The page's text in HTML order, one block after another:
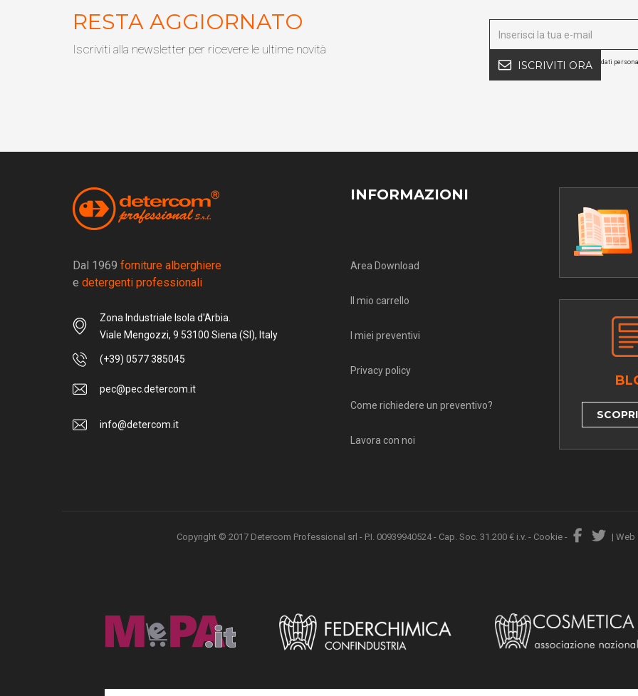
RESTA AGGIORNATO
Iscriviti alla newsletter per ricevere le ultime novità
ISCRIVITI ORA dati
Dal 1969 forniture alberghiere
e detergenti professionali
Zona Industriale Isola d'Arbia.
Viale Mengozzi, 9 53100 Siena (SI), Italy
(+39) 0577 385045
pec@pec.detercom.it
info@detercom.it
INFORMAZIONI
Area Download
Il mio carrello
I miei preventivi
Privacy policy
Come richiedere un preventivo?
Lavora con noi
Copyright © 2017 Detercom Professional srl - P.I. 00939940524 - Cap. Soc. 31.200 € i.v. - Cookie - | Web